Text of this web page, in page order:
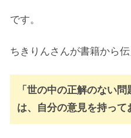
です。
ちきりんさんが書籍から伝
「世の中の正解のない
は、自分の意見を持って